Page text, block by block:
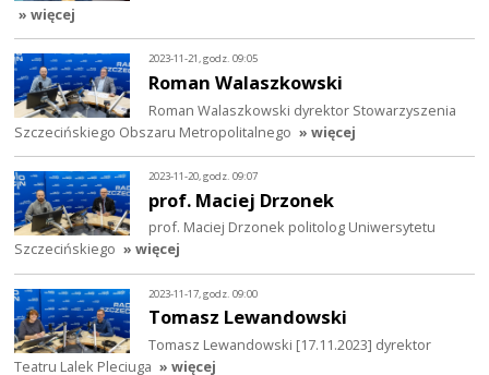
» więcej
2023-11-21, godz. 09:05
Roman Walaszkowski
Roman Walaszkowski dyrektor Stowarzyszenia
Szczecińskiego Obszaru Metropolitalnego » więcej
2023-11-20, godz. 09:07
prof. Maciej Drzonek
prof. Maciej Drzonek politolog Uniwersytetu
Szczecińskiego » więcej
2023-11-17, godz. 09:00
Tomasz Lewandowski
Tomasz Lewandowski [17.11.2023] dyrektor
Teatru Lalek Pleciuga » więcej